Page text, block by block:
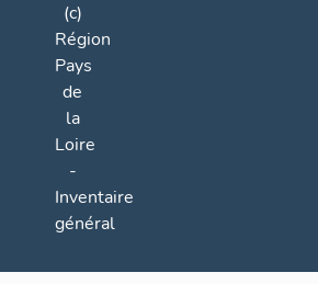
(c)
Région
Pays
de
la
Loire
-
Inventaire
général